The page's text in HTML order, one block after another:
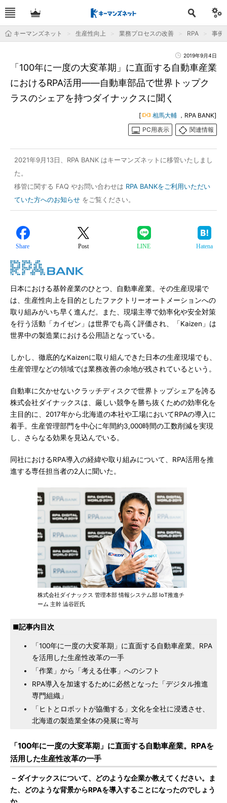
キーマンズネット 生産性向上 業務プロセスの改善 RPA 事例
2019年9月4日
「100年に一度の大変革期」に直面する自動車産業
におけるRPA活用――自動車部品で世界トップク
ラスのシェアを持つダイナックスに聞く
[ 相馬大輔 ，RPA BANK]
PC用表示
関連情報
2021年9月13日、RPA BANK はキーマンズネットに移管いたしまし
た。
移管に関する FAQ やお問い合わせは RPA BANKをご利用いただい
ていた方へのお知らせ をご覧ください。
Share Post LINE Hatena
日本における基幹産業のひとつ、自動車産業。その生産現場で
は、生産性向上を目的としたファクトリーオートメーションへの
取り組みがいち早く進んだ。また、現場主導で効率化や安全対策
を行う活動「カイゼン」は世界でも高く評価され、「Kaizen」は
世界中の製造業における公用語となっている。
しかし、徹底的なKaizenに取り組んできた日本の生産現場でも、
生産管理などの領域では業務改善の余地が残されているという。
自動車に欠かせないクラッチディスクで世界トップシェアを誇る
株式会社ダイナックスは、厳しい競争を勝ち抜くための効率化を
主目的に、2017年から北海道の本社や工場においてRPAの導入に
着手。生産管理部門を中心に年間約3,000時間の工数削減を実現
し、さらなる効果を見込んでいる。
同社におけるRPA導入の経緯や取り組みについて、RPA活用を推
進する専任担当者の2人に聞いた。
株式会社ダイナックス 管理本部 情報システム部 IoT推進チ
ーム 主幹 澁谷匠氏
■記事内目次
「100年に一度の大変革期」に直面する自動車産業。RPA
を活用した生産性改革の一手
「作業」から「考える仕事」へのシフト
RPA導入を加速するために必然となった「デジタル推進
専門組織」
「ヒトとロボットが協働する」文化を全社に浸透させ、
北海道の製造業全体の発展に寄与
「100年に一度の大変革期」に直面する自動車産業。RPAを
活用した生産性改革の一手
－ダイナックスについて、どのような企業か教えてください。ま
た、どのような背景からRPAを導入することになったのでしょう